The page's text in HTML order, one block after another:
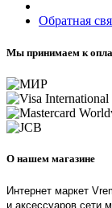
Обратная
Мы принимаем к
О нашем магазине
Интернет маркет
и аксессуаров сети